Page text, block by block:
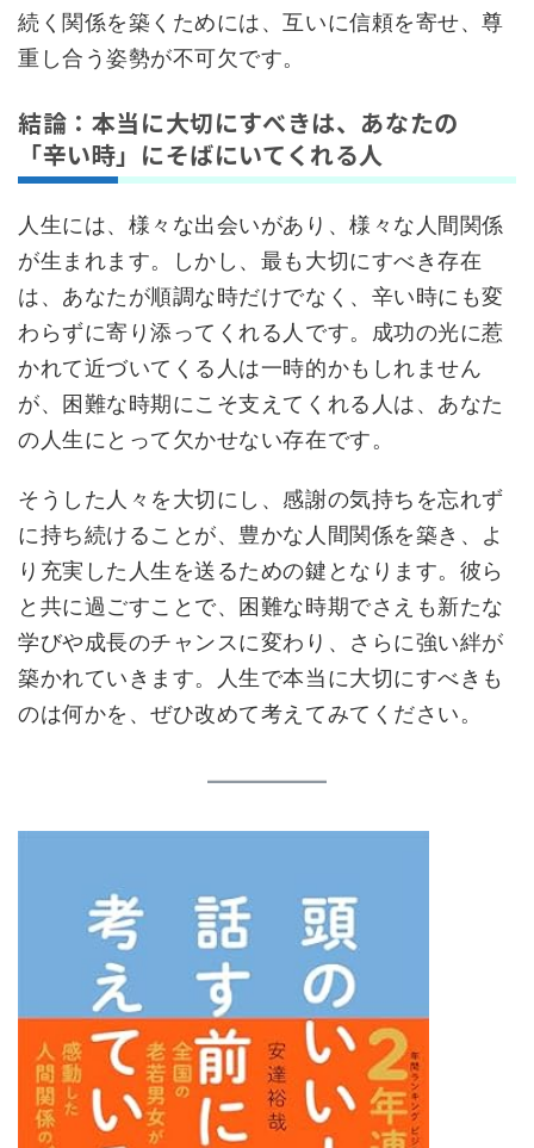
続く関係を築くためには、互いに信頼を寄せ、尊
重し合う姿勢が不可欠です。
結論：本当に大切にすべきは、あなたの
「辛い時」にそばにいてくれる人
人生には、様々な出会いがあり、様々な人間関係
が生まれます。しかし、最も大切にすべき存在
は、あなたが順調な時だけでなく、辛い時にも変
わらずに寄り添ってくれる人です。成功の光に惹
かれて近づいてくる人は一時的かもしれません
が、困難な時期にこそ支えてくれる人は、あなた
の人生にとって欠かせない存在です。
そうした人々を大切にし、感謝の気持ちを忘れず
に持ち続けることが、豊かな人間関係を築き、よ
り充実した人生を送るための鍵となります。彼ら
と共に過ごすことで、困難な時期でさえも新たな
学びや成長のチャンスに変わり、さらに強い絆が
築かれていきます。人生で本当に大切にすべきも
のは何かを、ぜひ改めて考えてみてください。